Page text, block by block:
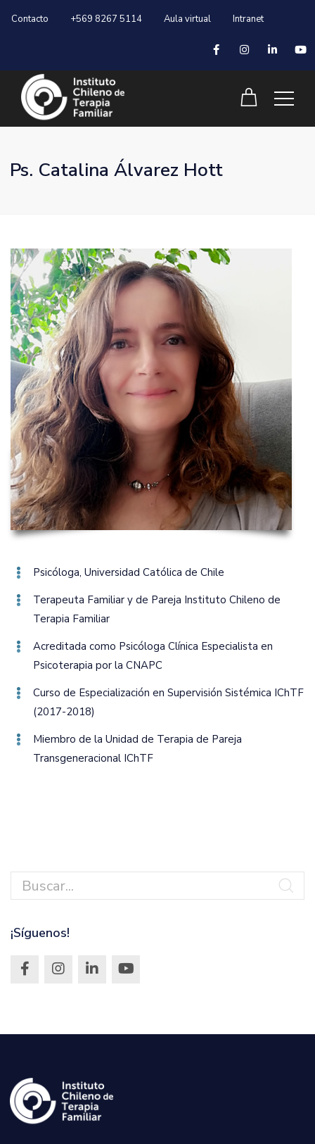
Contacto +569 8267 5114 Aula virtual Intranet
Ps. Catalina Álvarez Hott
Psicóloga‚ Universidad Católica de Chile
Terapeuta Familiar y de Pareja Instituto Chileno de
Terapia Familiar
Acreditada como Psicóloga Clínica Especialista en
Psicoterapia por la CNAPC
Curso de Especialización en Supervisión Sistémica IChTF
(2017-2018)
Miembro de la Unidad de Terapia de Pareja
Transgeneracional IChTF
¡Síguenos!